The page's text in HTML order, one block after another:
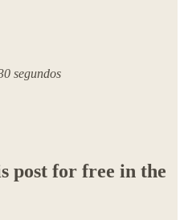
segundos
post for free in the